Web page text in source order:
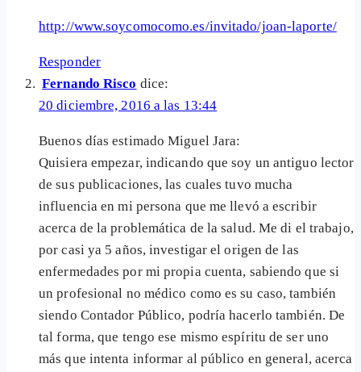
http://www.soycomocomo.es/invitado/joan-laporte/
Responder
Fernando Risco dice:
20 diciembre, 2016 a las 13:44
Buenos días estimado Miguel Jara:
Quisiera empezar, indicando que soy un antiguo lector
de sus publicaciones, las cuales tuvo mucha
influencia en mi persona que me llevó a escribir
acerca de la problemática de la salud. Me di el trabajo,
por casi ya 5 años, investigar el origen de las
enfermedades por mi propia cuenta, sabiendo que si
un profesional no médico como es su caso, también
siendo Contador Público, podría hacerlo también. De
tal forma, que tengo ese mismo espíritu de ser uno
más que intenta informar al público en general, acerca